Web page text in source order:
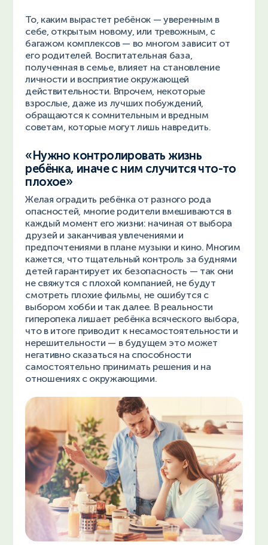
То, каким вырастет ребёнок — уверенным в
себе, открытым новому, или тревожным, с
багажом комплексов — во многом зависит от
его родителей. Воспитательная база,
полученная в семье, влияет на становление
личности и восприятие окружающей
действительности. Впрочем, некоторые
взрослые, даже из лучших побуждений,
обращаются к сомнительным и вредным
советам, которые могут лишь навредить.
«Нужно контролировать жизнь
ребёнка, иначе с ним случится что-то
плохое»
Желая оградить ребёнка от разного рода
опасностей, многие родители вмешиваются в
каждый момент его жизни: начиная от выбора
друзей и заканчивая увлечениями и
предпочтениями в плане музыки и кино. Многим
кажется, что тщательный контроль за буднями
детей гарантирует их безопасность — так они
не свяжутся с плохой компанией, не будут
смотреть плохие фильмы, не ошибутся с
выбором хобби и так далее. В реальности
гиперопека лишает ребёнка всяческого выбора,
что в итоге приводит к несамостоятельности и
нерешительности — в будущем это может
негативно сказаться на способности
самостоятельно принимать решения и на
отношениях с окружающими.